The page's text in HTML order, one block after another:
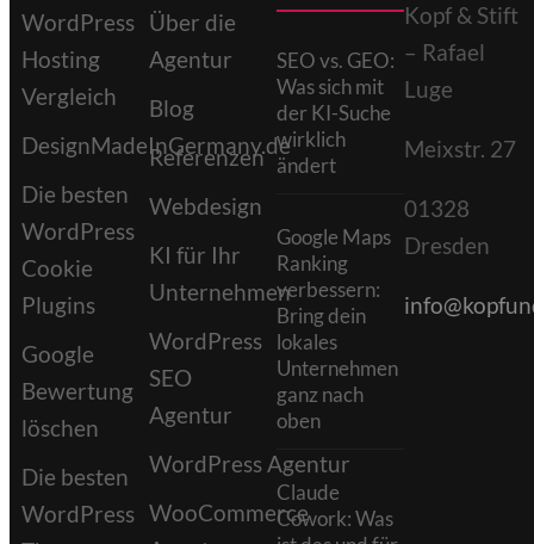
WordPress
Hosting
Vergleich
DesignMadeInGermany.de
Die besten
WordPress
Cookie
Plugins
Google
Bewertung
löschen
Die besten
WordPress
Über die
Agentur
Blog
Referenzen
Webdesign
KI für Ihr
Unternehmen
WordPress
SEO
Agentur
WordPress Agentur
WooCommerce
SEO vs. GEO:
Was sich mit
der KI-Suche
wirklich
ändert
Google Maps
Ranking
verbessern:
Bring dein
lokales
Unternehmen
ganz nach
oben
Claude
Cowork: Was
Kopf & Stift
– Rafael
Luge
Meixstr. 27
01328
Dresden